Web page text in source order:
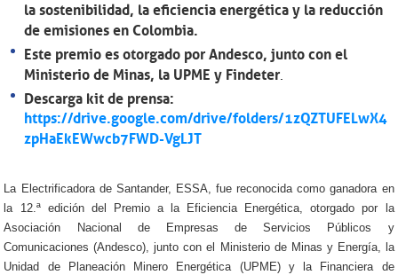
la sostenibilidad, la eficiencia energética y la reducción
de emisiones en Colombia.
Este premio es otorgado por Andesco, junto con el
Ministerio de Minas, la UPME y Findeter.
Descarga kit de prensa:
https://drive.google.com/drive/folders/1zQZTUFELwX4
zpHaEkEWwcb7FWD-VgLJT
La Electrificadora de Santander, ESSA, fue reconocida como ganadora en
la 12.ª edición del Premio a la Eficiencia Energética, otorgado por la
Asociación Nacional de Empresas de Servicios Públicos y
Comunicaciones (Andesco), junto con el Ministerio de Minas y Energía, la
Unidad de Planeación Minero Energética (UPME) y la Financiera de